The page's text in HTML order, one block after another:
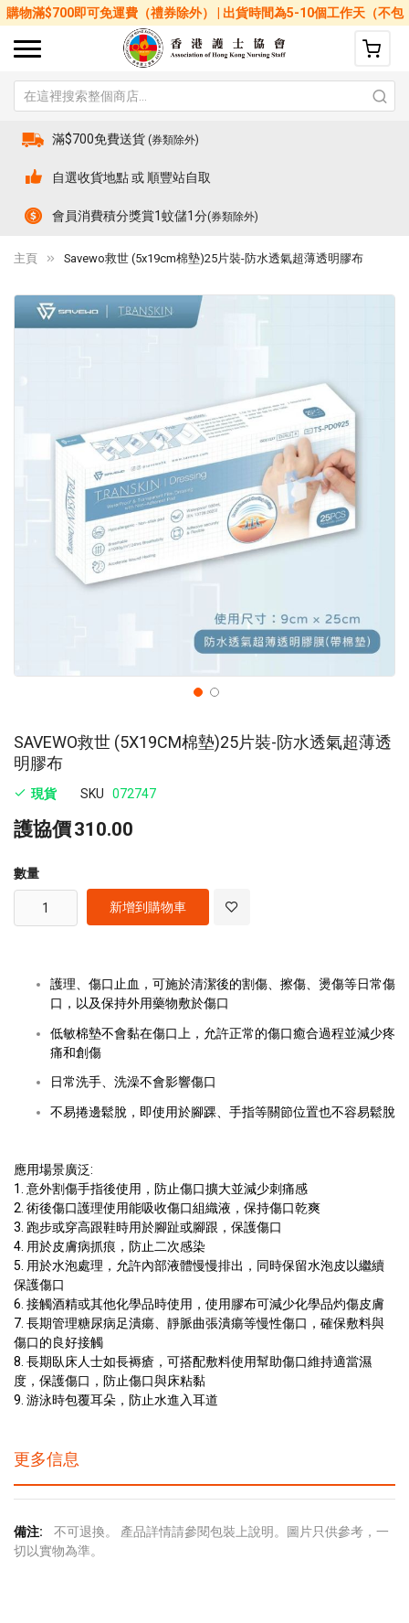
購物滿$700即可免運費（禮券除外） | 出貨時間為5-10個工作天（不包
括星期六、日及公眾假期）
滿$700免費送貨 (券類除外)
自選收貨地點 或 順豐站自取
會員消費積分獎賞1蚊儲1分(券類除外)
主頁 Savewo救世 (5x19cm棉墊)25片裝-防水透氣超薄透明膠布
SAVEWO救世 (5X19CM棉墊)25片裝-防水透氣超薄透
明膠布
現貨 SKU 072747
護協價310.00
數量
新增到購物車
護理、傷口止血，可施於清潔後的割傷、擦傷、燙傷等日常傷
口，以及保持外用藥物敷於傷口
低敏棉墊不會黏在傷口上，允許正常的傷口癒合過程並減少疼
痛和創傷
日常洗手、洗澡不會影響傷口
不易捲邊鬆脫，即使用於腳踝、手指等關節位置也不容易鬆脫
應用場景廣泛:
1. 意外割傷手指後使用，防止傷口擴大並減少刺痛感
2. 術後傷口護理使用能吸收傷口組織液，保持傷口乾爽
3. 跑步或穿高跟鞋時用於腳趾或腳跟，保護傷口
4. 用於皮膚病抓痕，防止二次感染
5. 用於水泡處理，允許內部液體慢慢排出，同時保留水泡皮以繼續
保護傷口
6. 接觸酒精或其他化學品時使用，使用膠布可減少化學品灼傷皮膚
7. 長期管理糖尿病足潰瘍、靜脈曲張潰瘍等慢性傷口，確保敷料與
傷口的良好接觸
8. 長期臥床人士如長褥瘡，可搭配敷料使用幫助傷口維持適當濕
度，保護傷口，防止傷口與床粘黏
9. 游泳時包覆耳朵，防止水進入耳道
gallery
更多信息
更
多
不可退換。 產品詳情請參閱包裝上說明。圖片只供參考，一
切以實物為準。